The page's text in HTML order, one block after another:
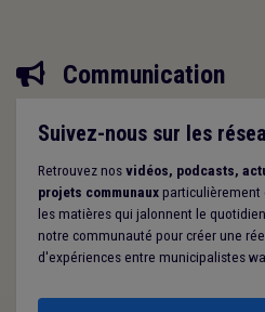
Communication
Suivez-nous sur les
Retrouvez nosvidéos, podcasts,
projets communaux
les matières qui jalonnent le
notre communauté pour créer une
d'expériences entre municipalistes